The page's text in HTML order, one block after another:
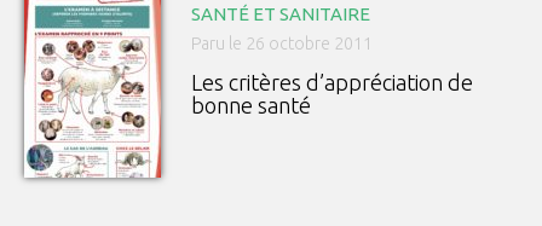
SANTÉ ET SANITAIRE
Paru le 26 octobre 2011
Les critères d’appréciation de
bonne santé